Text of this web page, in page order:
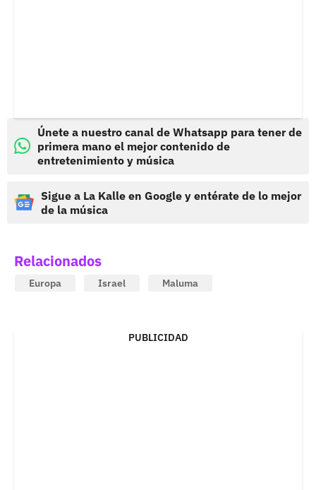
Únete a nuestro canal de Whatsapp para tener de
primera mano el mejor contenido de
entretenimiento y música
Sigue a La Kalle en Google y entérate de lo mejor
de la música
Relacionados
Europa Israel Maluma
PUBLICIDAD